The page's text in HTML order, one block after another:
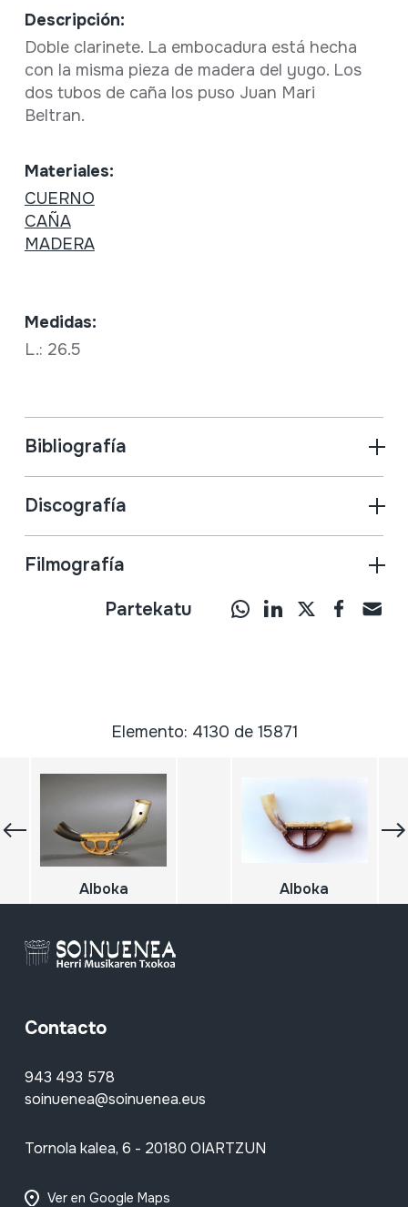
Descripción:
Doble clarinete. La embocadura está hecha
con la misma pieza de madera del yugo. Los
dos tubos de caña los puso Juan Mari
Beltran.
Materiales:
CUERNO
CAÑA
MADERA
Medidas:
L.: 26.5
Bibliografía
Discografía
Filmografía
Partekatu
Elemento: 4130 de 15871
Alboka Alboka
Contacto
943 493 578
soinuenea@soinuenea.eus
Tornola kalea, 6 - 20180 OIARTZUN
Ver en Google Maps